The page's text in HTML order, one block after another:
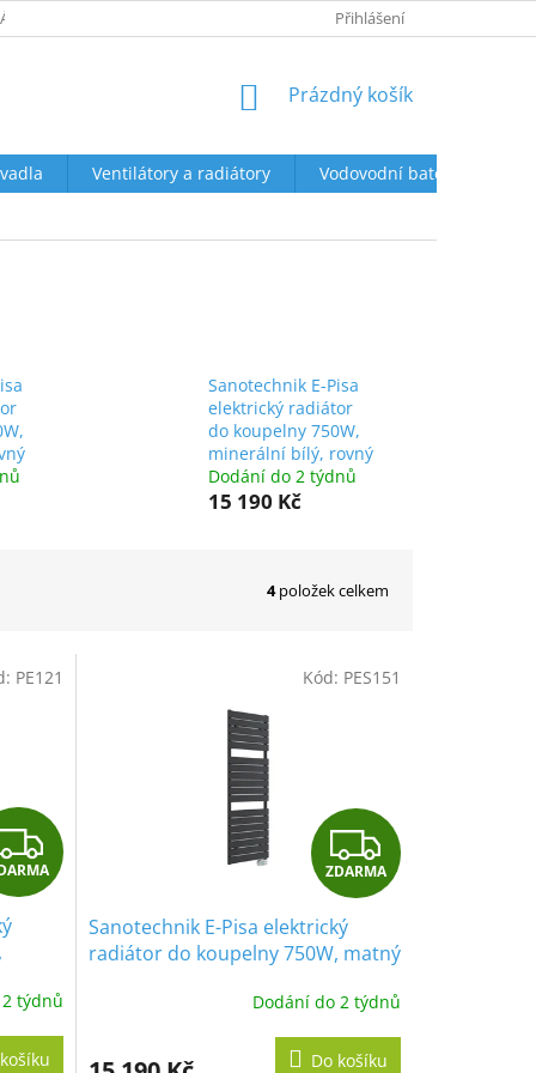
A REKLAMACE OBCHODNÍ PODMÍNKYPřihlášení
NÁKUPNÍ
Prázdný košík
Ventilátory a radiátory Vodovodní baterie a
Sanotechnik E-Pisa
elektrický radiátor
do koupelny 750W,
minerální bílý, rovný
Dodání do 2 týdnů
15 190 Kč
4položek celkem
Z
D
R
M
týdnů
PE121
Z
D
A
R
M
ZDARMA
Sanotechnik E-Pisa elektrický
radiátor do koupelny 750W, matný
Dodání do 2 týdnů
Do košíku
Kód: PES151